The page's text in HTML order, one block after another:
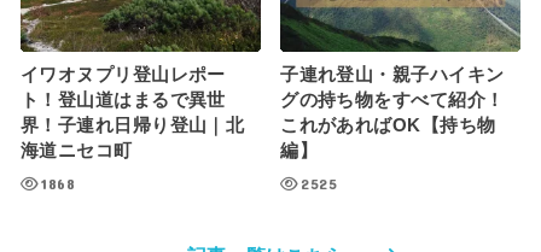
イワオヌプリ登山レポー
ト！登山道はまるで異世
界！子連れ日帰り登山｜北
海道ニセコ町
1868
子連れ登山・親子ハイキン
グの持ち物をすべて紹介！
これがあればOK【持ち物
編】
2525